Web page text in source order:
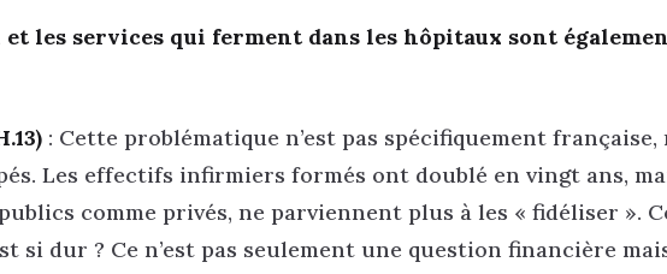
et les services qui ferment dans les hôpitaux sont
: Cette problématique n’est pas spécifiquement française,
Les effectifs infirmiers formés ont doublé en vingt ans,
comme privés, ne parviennent plus à les « fidéliser ».
si dur ? Ce n’est pas seulement une question financière